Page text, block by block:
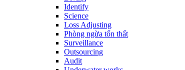
Identify
Science
Loss Adjusting
Phòng ngừa tổn thất
Surveillance
Outsourcing
Audit